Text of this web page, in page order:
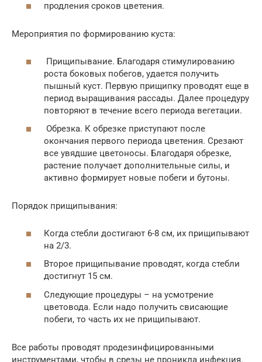
продления сроков цветения.
Мероприятия по формированию куста:
Прищипывание. Благодаря стимулированию
роста боковых побегов, удается получить
пышный куст. Первую прищипку проводят еще в
период выращивания рассады. Далее процедуру
повторяют в течение всего периода вегетации.
Обрезка. К обрезке приступают после
окончания первого периода цветения. Срезают
все увядшие цветоносы. Благодаря обрезке,
растение получает дополнительные силы, и
активно формирует новые побеги и бутоны.
Порядок прищипывания:
Когда стебли достигают 6-8 см, их прищипывают
на 2/3.
Второе прищипывание проводят, когда стебли
достигнут 15 см.
Следующие процедуры – на усмотрение
цветовода. Если надо получить свисающие
побеги, то часть их не прищипывают.
Все работы проводят продезинфицированными
инструментами, чтобы в срезы не проникла инфекция.